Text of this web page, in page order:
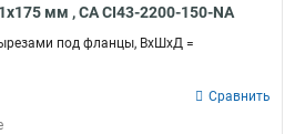
мм , СА CI43-2200-150-NA
под фланцы, ВхШхД =
Сравнить